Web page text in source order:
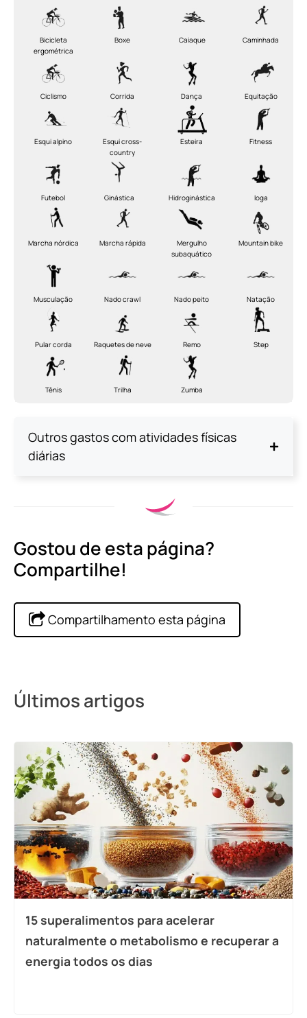
Bicicleta
ergométrica
Boxe Caiaque Caminhada
Ciclismo Corrida Dança Equitação
Esqui alpino
Esqui cross-
country
Esteira Fitness
Futebol Ginástica Hidroginástica Ioga
Marcha nórdica Marcha rápida
Mergulho
subaquático
Mountain bike
Musculação Nado crawl Nado peito Natação
Pular corda Raquetes de neve Remo Step
Tênis Trilha Zumba
Outros gastos com atividades físicas
diárias
Gostou de esta página?
Compartilhe!
Compartilhamento esta página
Últimos artigos
15 superalimentos para acelerar
naturalmente o metabolismo e recuperar a
energia todos os dias